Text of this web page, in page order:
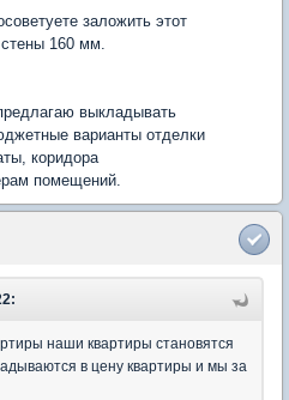
заложить этот
160 мм.
выкладывать
варианты отделки
коридора
помещений.
наши квартиры становятся
в цену квартиры и мы за